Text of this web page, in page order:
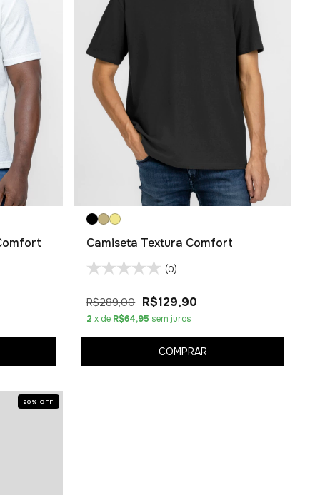
Camiseta Textura Comfort
(0)
R$289,00 R$129,90
2 x de R$64,95 sem juros
COMPRAR
20 %OFF